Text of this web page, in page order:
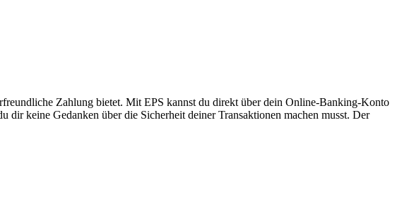
Zahlung bietet. Mit EPS kannst du direkt über dein Online-Banking-Konto
keine Gedanken über die Sicherheit deiner Transaktionen machen musst. Der